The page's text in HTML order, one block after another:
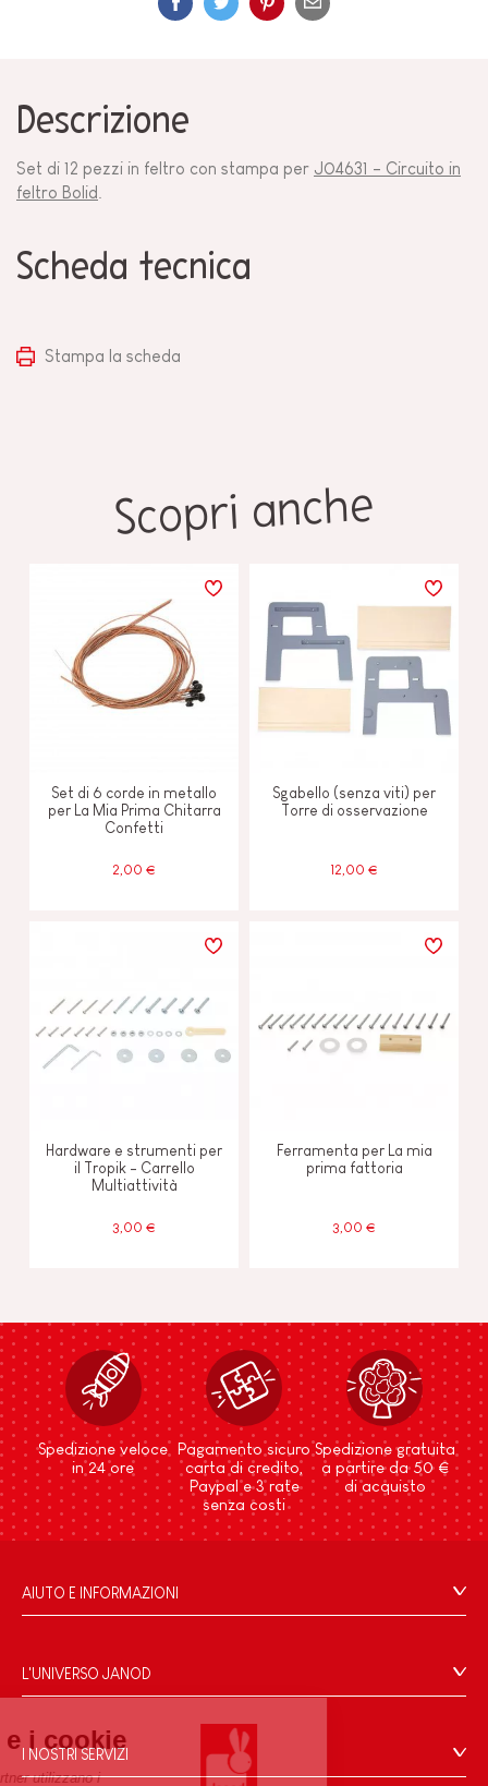
e i cookie
e i suoi partner utilizzano i
Descrizione
Set di 12 pezzi in feltro con stampa per J04631 - Circuito in
feltro Bolid
Scheda tecnica
Stampa la scheda
Scopri anche
Set di 6 corde in metallo
per La Mia Prima Chitarra
Confetti
2,00 €
Sgabello (senza viti) per
Torre di osservazione
12,00 €
Hardware e strumenti per
il Tropik - Carrello
Multiattività
3,00 €
Ferramenta per La mia
prima fattoria
3,00 €
Spedizione veloce
in 24 ore
Pagamento sicuro
carta di credito,
Paypal e 3 rate
senza costi
Spedizione gratuita
a partire da 50 €
di acquisto
AIUTO E INFORMAZIONI
Domande Frequenti
Contatti
Negozi
Richiamo prodotti
L'UNIVERSO JANOD
Le nostre attività
Impegni di RSI
I NOSTRI SERVIZI